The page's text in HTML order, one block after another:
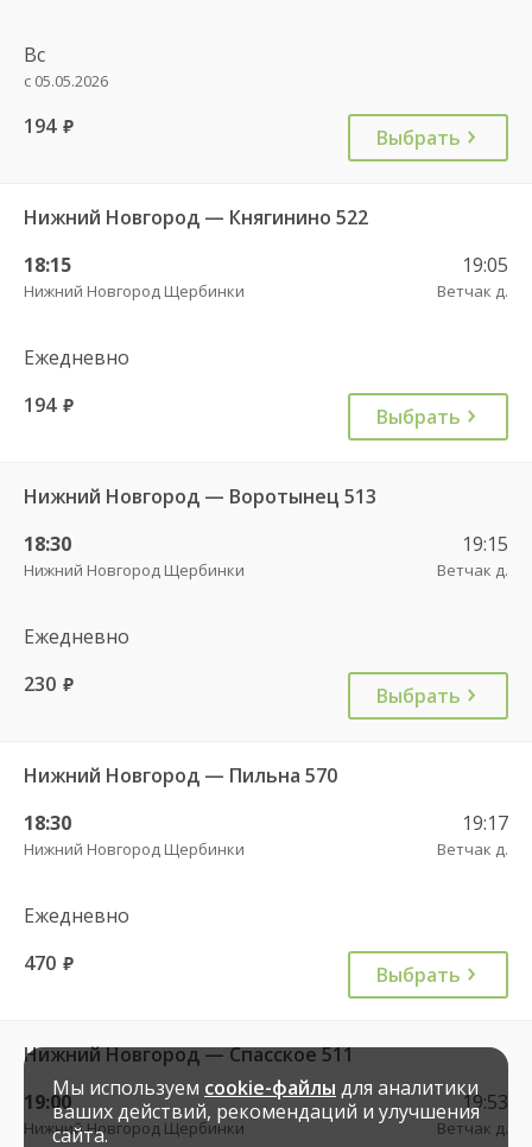
Вс
с 05.05.2026
194 руб. Выбрать
Нижний Новгород — Княгинино 522
18:15
Нижний Новгород Щербинки
19:05
Ветчак д.
Ежедневно
194 руб. Выбрать
Нижний Новгород — Воротынец 513
18:30
Нижний Новгород Щербинки
19:15
Ветчак д.
Ежедневно
230 руб. Выбрать
Нижний Новгород — Пильна 570
18:30
Нижний Новгород Щербинки
19:17
Ветчак д.
Ежедневно
470 руб. Выбрать
Нижний Новгород — Спасское 511
19:00
Нижний Новгород Щербинки
19:53
Ветчак д.
Мы используем cookie-файлы для аналитики
ваших действий, рекомендаций и улучшения
сайта.